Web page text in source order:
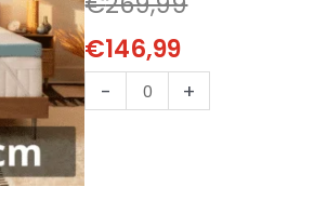
€146,99€146,99.
-
Cooling-
Pro
180x200
cm
+